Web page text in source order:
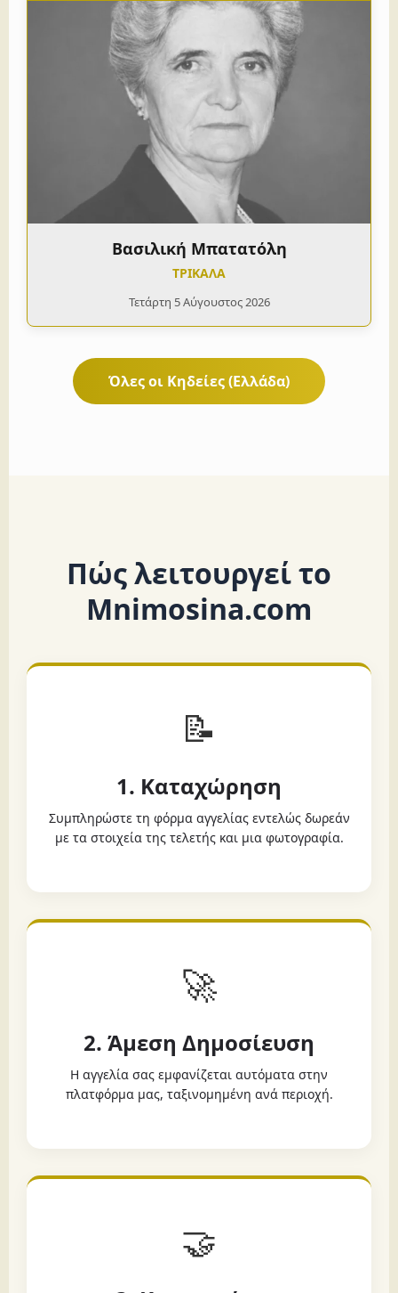
Βασιλική Μπατατόλη
ΤΡΙΚΑΛΑ
Τετάρτη 5 Αύγουστος 2026
Όλες οι Κηδείες (Ελλάδα)
Πώς λειτουργεί το
Mnimosina.com
📝
1. Καταχώρηση
Συμπληρώστε τη φόρμα αγγελίας εντελώς δωρεάν
με τα στοιχεία της τελετής και μια φωτογραφία.
🚀
2. Άμεση Δημοσίευση
Η αγγελία σας εμφανίζεται αυτόματα στην
πλατφόρμα μας, ταξινομημένη ανά περιοχή.
🤝